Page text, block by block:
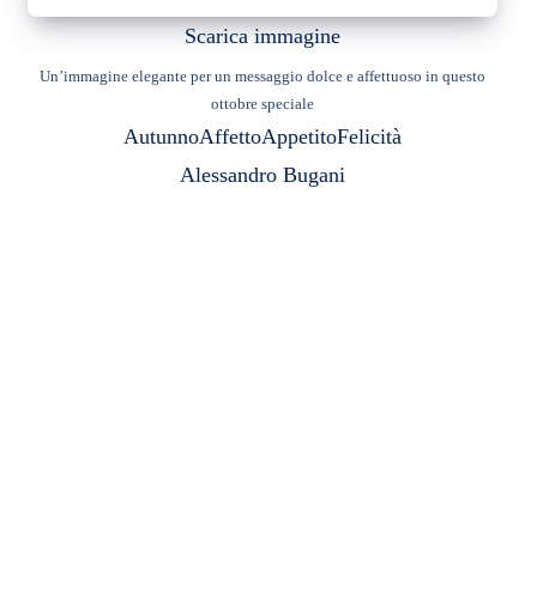
Scarica immagine
Un’immagine elegante per un messaggio dolce e affettuoso in questo
ottobre speciale
AutunnoAffettoAppetitoFelicità
Alessandro Bugani